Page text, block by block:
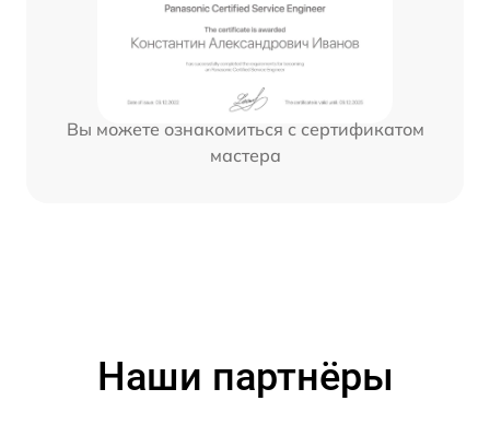
Вы можете ознакомиться с сертификатом
мастера
Наши партнёры